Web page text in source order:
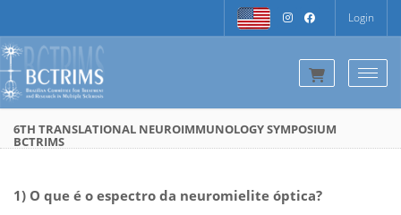
Login
6TH TRANSLATIONAL NEUROIMMUNOLOGY SYMPOSIUM
BCTRIMS
1) O que é o espectro da neuromielite óptica?